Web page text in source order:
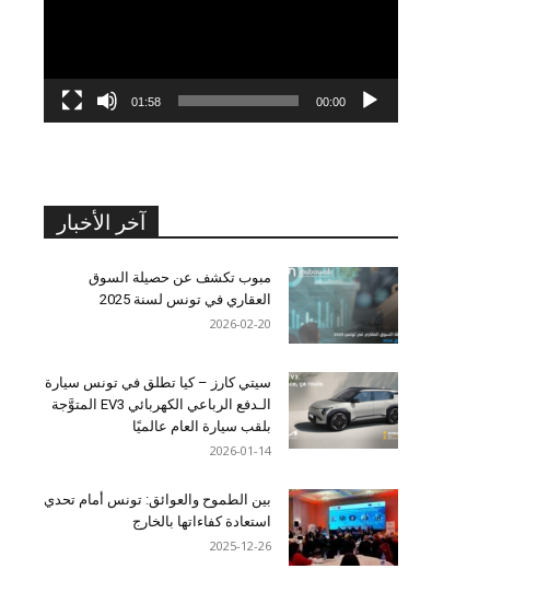
00:00
01:58
آخر الأخبار
مبوب تكشف عن حصيلة السوق
العقاري في تونس لسنة 2025
2026-02-20
سيتي كارز – كيا تطلق في تونس سيارة
الـدفع الرباعي الكهربائي EV3 المتوَّجة
بلقب سيارة العام عالميًا
2026-01-14
بين الطموح والعوائق: تونس أمام تحدي
استعادة كفاءاتها بالخارج
2025-12-26